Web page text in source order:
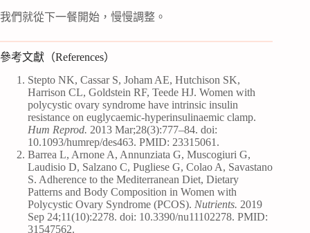
我們就從下一餐開始，慢慢調整。
參考文獻（References）
Stepto NK, Cassar S, Joham AE, Hutchison SK,
Harrison CL, Goldstein RF, Teede HJ. Women with
polycystic ovary syndrome have intrinsic insulin
resistance on euglycaemic-hyperinsulinaemic clamp.
Hum Reprod. 2013 Mar;28(3):777–84. doi:
10.1093/humrep/des463. PMID: 23315061.
Barrea L, Arnone A, Annunziata G, Muscogiuri G,
Laudisio D, Salzano C, Pugliese G, Colao A, Savastano
S. Adherence to the Mediterranean Diet, Dietary
Patterns and Body Composition in Women with
Polycystic Ovary Syndrome (PCOS). Nutrients. 2019
Sep 24;11(10):2278. doi: 10.3390/nu11102278. PMID:
31547562.